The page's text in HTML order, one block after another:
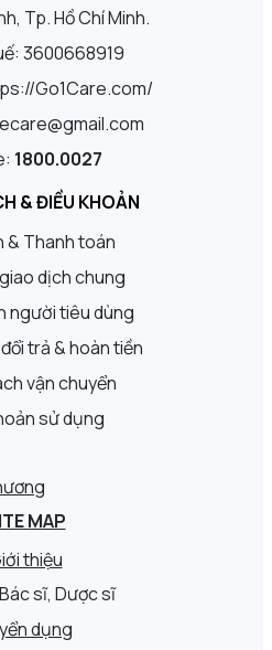
Tp. Hồ Chí Minh.
3600668919
Go1Care.com/
1800.0027
& ĐIỀU KHOẢN
& Thanh toán
dịch chung
người tiêu dùng
trả & hoàn tiền
vận chuyển
sử dụng
MAP
thiệu
sĩ, Dược sĩ
dụng